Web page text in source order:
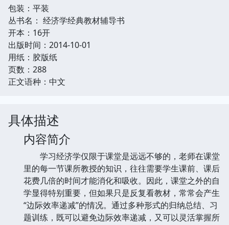
包装：平装
丛书名： 经济学经典教材辅导书
开本：16开
出版时间：2014-10-01
用纸：胶版纸
页数：288
正文语种：中文
具体描述
内容简介
学习经济学仅限于课堂是远远不够的，老师在课堂
里的每一节课所教授的知识，往往需要学生课前、课后
花费几倍的时间才能消化和吸收。因此，课堂之外的自
学显得特别重要，但如果只是反复看教材，常常会产生
“边际效率递减”的情况。通过多种形式的归纳总结、习
题训练，既可以避免边际效率递减，又可以灵活掌握所